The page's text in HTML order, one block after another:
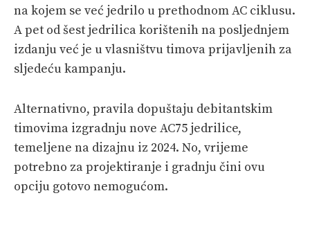
na kojem se već jedrilo u prethodnom AC ciklusu.
A pet od šest jedrilica korištenih na posljednjem
izdanju već je u vlasništvu timova prijavljenih za
sljedeću kampanju.
Alternativno, pravila dopuštaju debitantskim
timovima izgradnju nove AC75 jedrilice,
temeljene na dizajnu iz 2024. No, vrijeme
potrebno za projektiranje i gradnju čini ovu
opciju gotovo nemogućom.